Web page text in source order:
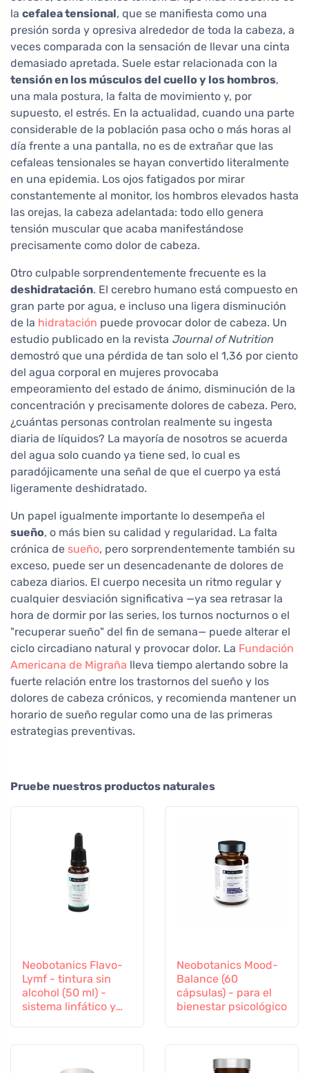
la cefalea tensional, que se manifiesta como una
presión sorda y opresiva alrededor de toda la cabeza, a
veces comparada con la sensación de llevar una cinta
demasiado apretada. Suele estar relacionada con la
tensión en los músculos del cuello y los hombros,
una mala postura, la falta de movimiento y, por
supuesto, el estrés. En la actualidad, cuando una parte
considerable de la población pasa ocho o más horas al
día frente a una pantalla, no es de extrañar que las
cefaleas tensionales se hayan convertido literalmente
en una epidemia. Los ojos fatigados por mirar
constantemente al monitor, los hombros elevados hasta
las orejas, la cabeza adelantada: todo ello genera
tensión muscular que acaba manifestándose
precisamente como dolor de cabeza.
Otro culpable sorprendentemente frecuente es la
deshidratación. El cerebro humano está compuesto en
gran parte por agua, e incluso una ligera disminución
de la hidratación puede provocar dolor de cabeza. Un
estudio publicado en la revista Journal of Nutrition
demostró que una pérdida de tan solo el 1,36 por ciento
del agua corporal en mujeres provocaba
empeoramiento del estado de ánimo, disminución de la
concentración y precisamente dolores de cabeza. Pero,
¿cuántas personas controlan realmente su ingesta
diaria de líquidos? La mayoría de nosotros se acuerda
del agua solo cuando ya tiene sed, lo cual es
paradójicamente una señal de que el cuerpo ya está
ligeramente deshidratado.
Un papel igualmente importante lo desempeña el
sueño, o más bien su calidad y regularidad. La falta
crónica de sueño, pero sorprendentemente también su
exceso, puede ser un desencadenante de dolores de
cabeza diarios. El cuerpo necesita un ritmo regular y
cualquier desviación significativa —ya sea retrasar la
hora de dormir por las series, los turnos nocturnos o el
"recuperar sueño" del fin de semana— puede alterar el
ciclo circadiano natural y provocar dolor. La Fundación
Americana de Migraña lleva tiempo alertando sobre la
fuerte relación entre los trastornos del sueño y los
dolores de cabeza crónicos, y recomienda mantener un
horario de sueño regular como una de las primeras
estrategias preventivas.
Pruebe nuestros productos naturales
Neobotanics Flavo-
Lymf - tintura sin
alcohol (50 ml) -
sistema linfático y
Neobotanics Mood-
Balance (60
cápsulas) - para el
bienestar psicológico